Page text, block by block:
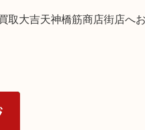
大吉天神橋筋商店街店へ